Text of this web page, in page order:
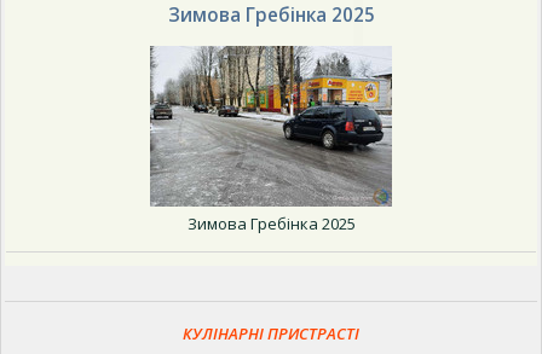
Зимова Гребінка 2025
Зимова Гребінка 2025
КУЛІНАРНІ ПРИСТРАСТІ